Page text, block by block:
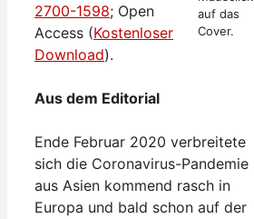
auf das
Cover.
2700-1598; Open
Access (Kostenloser
Download).
Aus dem Editorial
Ende Februar 2020 verbreitete
sich die Coronavirus-Pandemie
aus Asien kommend rasch in
Europa und bald schon auf der